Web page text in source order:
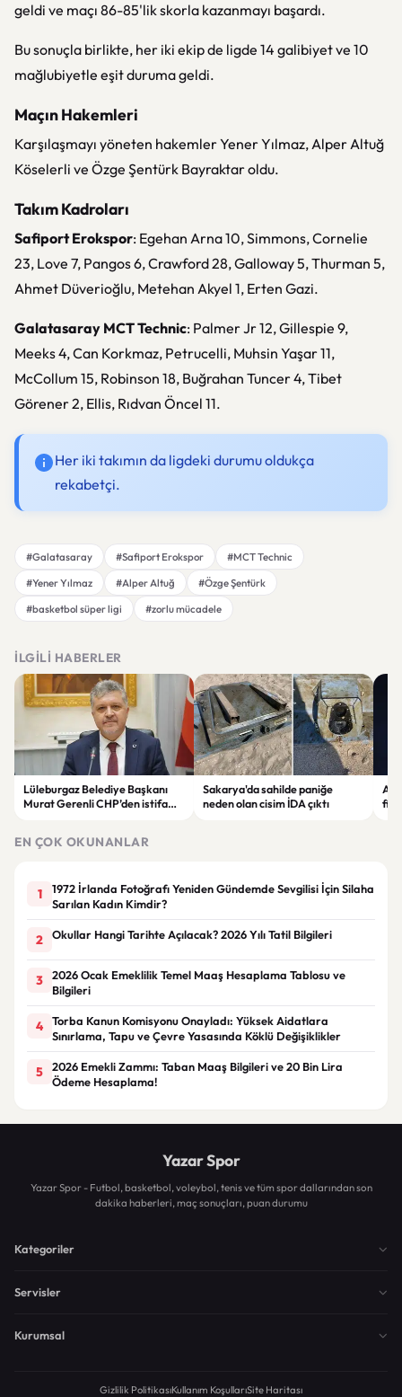
geldi ve maçı 86-85'lik skorla kazanmayı başardı.
Bu sonuçla birlikte, her iki ekip de ligde 14 galibiyet ve 10
mağlubiyetle eşit duruma geldi.
Maçın Hakemleri
Karşılaşmayı yöneten hakemler Yener Yılmaz, Alper Altuğ
Köselerli ve Özge Şentürk Bayraktar oldu.
Takım Kadroları
Safiport Erokspor: Egehan Arna 10, Simmons, Cornelie
23, Love 7, Pangos 6, Crawford 28, Galloway 5, Thurman 5,
Ahmet Düverioğlu, Metehan Akyel 1, Erten Gazi.
Galatasaray MCT Technic: Palmer Jr 12, Gillespie 9,
Meeks 4, Can Korkmaz, Petrucelli, Muhsin Yaşar 11,
McCollum 15, Robinson 18, Buğrahan Tuncer 4, Tibet
Görener 2, Ellis, Rıdvan Öncel 11.
Her iki takımın da ligdeki durumu oldukça
rekabetçi.
#Galatasaray #Safiport Erokspor
#MCT Technic
#Yener Yılmaz
#Alper Altuğ
#Özge Şentürk
#basketbol süper ligi
#zorlu mücadele
İLGILI HABERLER
Lüleburgaz Belediye Başkanı
Murat Gerenli CHP’den istifa
Sakarya'da sahilde paniğe
neden olan cisim İDA çıktı
EN ÇOK OKUNANLAR
1
1972 İrlanda Fotoğrafı Yeniden Gündemde Sevgilisi İçin Silaha
Sarılan Kadın Kimdir?
2 Okullar Hangi Tarihte Açılacak? 2026 Yılı Tatil Bilgileri
3
2026 Ocak Emeklilik Temel Maaş Hesaplama Tablosu ve
Bilgileri
4
Torba Kanun Komisyonu Onayladı: Yüksek Aidatlara
Sınırlama, Tapu ve Çevre Yasasında Köklü Değişiklikler
5
2026 Emekli Zammı: Taban Maaş Bilgileri ve 20 Bin Lira
Ödeme Hesaplama!
Yazar Spor
Yazar Spor - Futbol, basketbol, voleybol, tenis ve tüm spor dallarından son
dakika haberleri, maç sonuçları, puan durumu
Kategoriler
Servisler
Kurumsal
Gizlilik PolitikasıKullanım KoşullarıSite Haritası